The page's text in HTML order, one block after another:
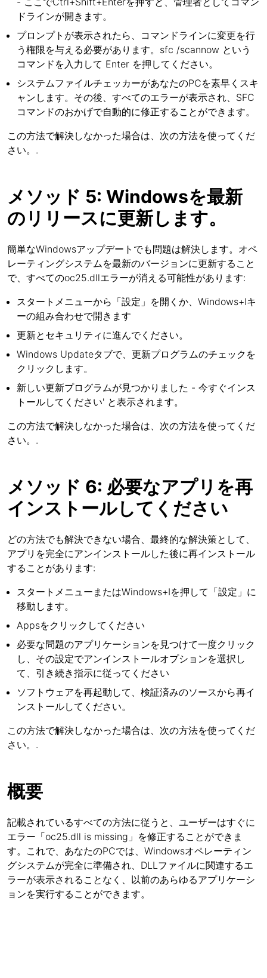
ドラインが開きます。
プロンプトが表示されたら、コマンドラインに変更を行
う権限を与える必要があります。sfc /scannow という
コマンドを入力して Enter を押してください。
システムファイルチェッカーがあなたのPCを素早くスキ
ャンします。その後、すべてのエラーが表示され、SFC
コマンドのおかげで自動的に修正することができます。
この方法で解決しなかった場合は、次の方法を使ってくだ
さい。.
メソッド 5: Windowsを最新
のリリースに更新します。
簡単なWindowsアップデートでも問題は解決します。オペ
レーティングシステムを最新のバージョンに更新すること
で、すべてのoc25.dllエラーが消える可能性があります:
スタートメニューから「設定」を開くか、Windows+Iキ
ーの組み合わせで開きます
更新とセキュリティに進んでください。
Windows Updateタブで、更新プログラムのチェックを
クリックします。
新しい更新プログラムが見つかりました - 今すぐインス
トールしてください' と表示されます。
この方法で解決しなかった場合は、次の方法を使ってくだ
さい。.
メソッド 6: 必要なアプリを再
インストールしてください
どの方法でも解決できない場合、最終的な解決策として、
アプリを完全にアンインストールした後に再インストール
することがあります:
スタートメニューまたはWindows+Iを押して「設定」に
移動します。
Appsをクリックしてください
必要な問題のアプリケーションを見つけて一度クリック
し、その設定でアンインストールオプションを選択し
て、引き続き指示に従ってください
ソフトウェアを再起動して、検証済みのソースから再イ
ンストールしてください。
この方法で解決しなかった場合は、次の方法を使ってくだ
さい。.
概要
記載されているすべての方法に従うと、ユーザーはすぐに
エラー「oc25.dll is missing」を修正することができま
す。これで、あなたのPCでは、Windowsオペレーティン
グシステムが完全に準備され、DLLファイルに関連するエ
ラーが表示されることなく、以前のあらゆるアプリケーシ
ョンを実行することができます。